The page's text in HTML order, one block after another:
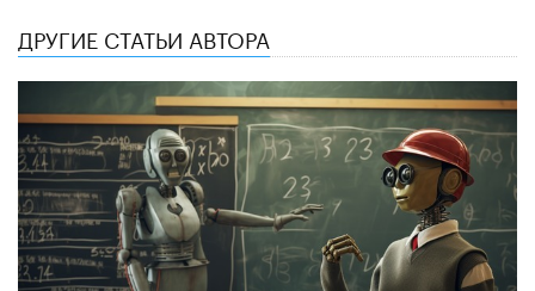
ДРУГИЕ СТАТЬИ АВТОРА